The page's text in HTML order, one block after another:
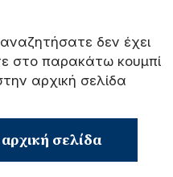
δεν έχει
στο παρακάτω κουμπί
αρχική σελίδα
σελίδα